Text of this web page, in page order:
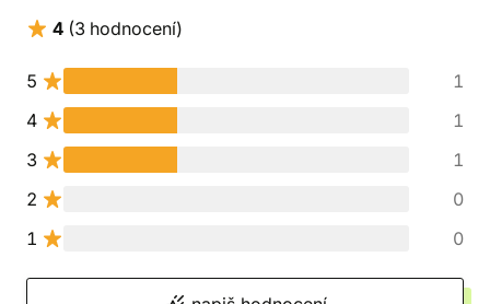
4 (3 hodnocení)
5
1
4
1
3
1
2
0
1
0